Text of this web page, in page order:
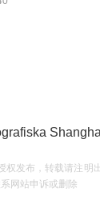
权发布，转载请注明
网站申诉或删除